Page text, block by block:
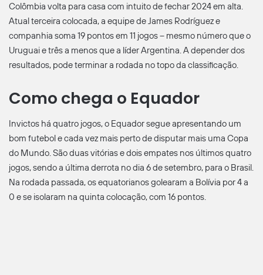
Colômbia volta para casa com intuito de fechar 2024 em alta.
Atual terceira colocada, a equipe de James Rodríguez e
companhia soma 19 pontos em 11 jogos – mesmo número que o
Uruguai e três a menos que a líder Argentina. A depender dos
resultados, pode terminar a rodada no topo da classificação.
Como chega o Equador
Invictos há quatro jogos, o Equador segue apresentando um
bom futebol e cada vez mais perto de disputar mais uma Copa
do Mundo. São duas vitórias e dois empates nos últimos quatro
jogos, sendo a última derrota no dia 6 de setembro, para o Brasil.
Na rodada passada, os equatorianos golearam a Bolívia por 4 a
0 e se isolaram na quinta colocação, com 16 pontos.